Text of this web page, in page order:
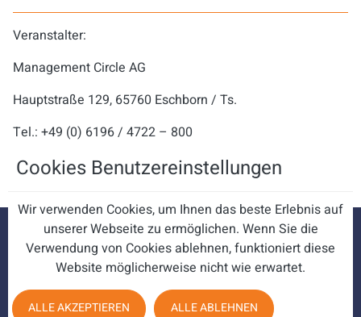
Veranstalter:
Management Circle AG
Hauptstraße 129, 65760 Eschborn / Ts.
Tel.: +49 (0) 6196 / 4722 – 800
Cookies Benutzereinstellungen
Wir verwenden Cookies, um Ihnen das beste Erlebnis auf
unserer Webseite zu ermöglichen. Wenn Sie die
Verwendung von Cookies ablehnen, funktioniert diese
Website möglicherweise nicht wie erwartet.
ALLE AKZEPTIEREN ALLE ABLEHNEN